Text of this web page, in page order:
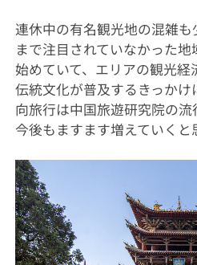
連休中の有名観光地の混雑
まで注目されていなかった
始めていて、エリアの観光経
伝統文化が普及するきっかけ
向旅行は中国旅遊研究院の流
今後もますます増えていくと